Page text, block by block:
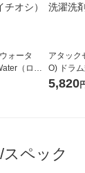
ォータ
（ロハ
ラベルレ
アタック
O) ドラム
ガジャン
（2個入)
5,820
ペック